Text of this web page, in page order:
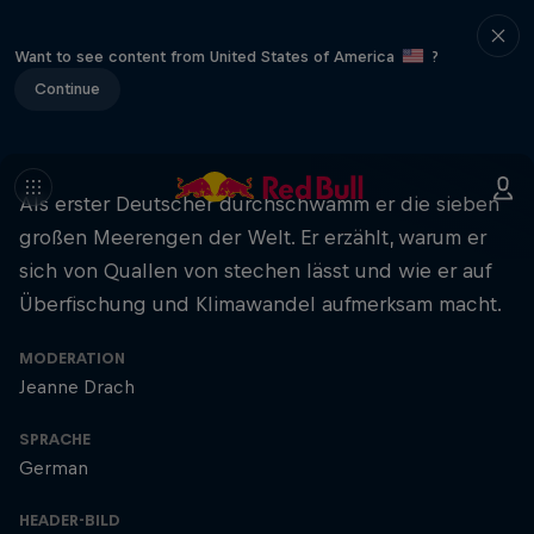
Want to see content from United States of America
?
Continue
Als erster Deutscher durchschwamm er die sieben
großen Meerengen der Welt. Er erzählt, warum er
sich von Quallen von stechen lässt und wie er auf
Überfischung und Klimawandel aufmerksam macht.
MODERATION
Jeanne Drach
SPRACHE
German
HEADER-BILD